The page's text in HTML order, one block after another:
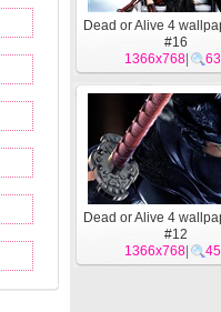
Dead or Alive 4
#16
1366x768
Dead or Alive 4
#12
1366x768